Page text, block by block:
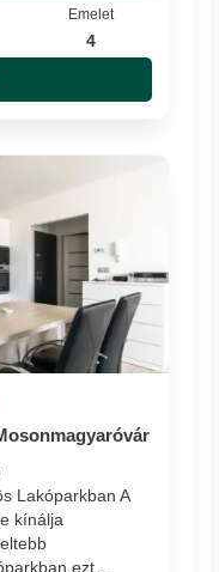
Emelet
4
Lakóparkban A
kínálja
ezt ...